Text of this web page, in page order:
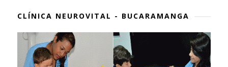
CLÍNICA NEUROVITAL - BUCARAMANGA